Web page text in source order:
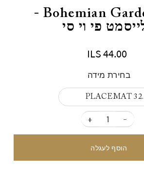
Bohemian Garden Fall -
פי וי סי
ILS 44.00
בחירת מידה
PLACEMAT
-
+